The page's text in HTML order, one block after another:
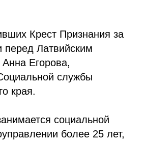
Крест Признания за
перед Латвийским
Анна Егорова,
службы
края.
социальной
более 25 лет,